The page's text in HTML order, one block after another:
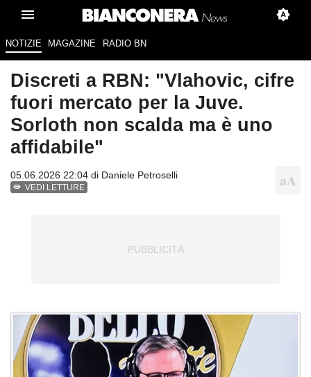
NOTIZIE MAGAZINE RADIO BN
Discreti a RBN: "Vlahovic, cifre
fuori mercato per la Juve.
Sorloth non scalda ma è uno
affidabile"
05.06.2026 22:04 di Daniele Petroselli
VEDI LETTURE